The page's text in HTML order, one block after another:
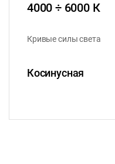
4000 ÷ 6000 К
Кривые силы света
Косинусная